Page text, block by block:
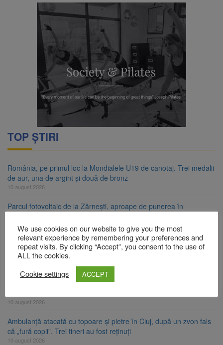
TOP ȘTIRI
România, pe primul loc la Mondialele U19 de canotaj. Trei medalii
de aur, una de argint și două de bronz
10 august 2026
Parcul fotovoltaic de la Zărnești, aproape de punerea în
10 august 2026
Studenții brașoveni de la Blue Stream Line, locul 3 la general în
competiția Formula Student din Spania
Europa, nepregătită pentru amenințarea dronelor? Un studiu
10 august 2026
Ambulanță atacată cu topoare și pietre în Cluj, după un zvon fals
că „fură copii”. Trei tineri au fost reținuți
10 august 2026
We use cookies on our website to give you the most
relevant experience by remembering your preferences and
repeat visits. By clicking “Accept”, you consent to the use of
ALL the cookies.
Cookie settings
ACCEPT